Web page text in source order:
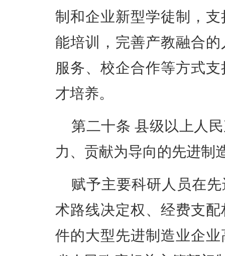
制和企业新型学徒制，
能培训，完善产教融合
服务、校企合作等方式
才培养。
第二十条 县级以上人
力、贡献为导向的先进制
赋予主要科研人员在
术路线决定权、经费支
件的大型先进制造业企